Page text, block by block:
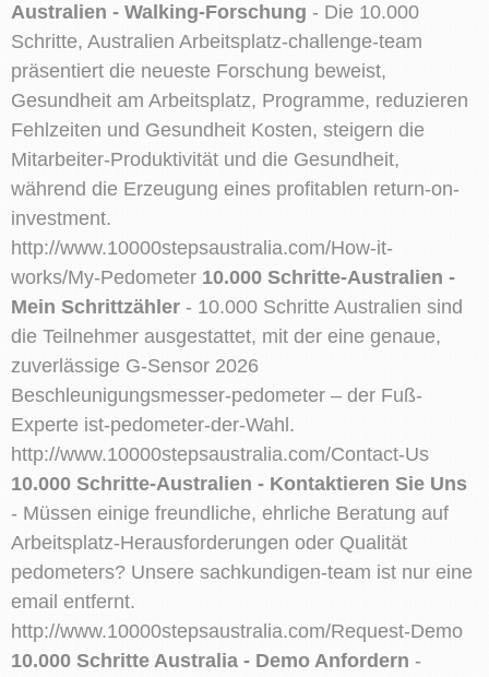
Australien - Walking-Forschung - Die 10.000
Schritte, Australien Arbeitsplatz-challenge-team
präsentiert die neueste Forschung beweist,
Gesundheit am Arbeitsplatz, Programme, reduzieren
Fehlzeiten und Gesundheit Kosten, steigern die
Mitarbeiter-Produktivität und die Gesundheit,
während die Erzeugung eines profitablen return-on-
investment.
http://www.10000stepsaustralia.com/How-it-
works/My-Pedometer 10.000 Schritte-Australien -
Mein Schrittzähler - 10.000 Schritte Australien sind
die Teilnehmer ausgestattet, mit der eine genaue,
zuverlässige G-Sensor 2026
Beschleunigungsmesser-pedometer – der Fuß-
Experte ist-pedometer-der-Wahl.
http://www.10000stepsaustralia.com/Contact-Us
10.000 Schritte-Australien - Kontaktieren Sie Uns
- Müssen einige freundliche, ehrliche Beratung auf
Arbeitsplatz-Herausforderungen oder Qualität
pedometers? Unsere sachkundigen-team ist nur eine
email entfernt.
http://www.10000stepsaustralia.com/Request-Demo
10.000 Schritte Australia - Demo Anfordern -